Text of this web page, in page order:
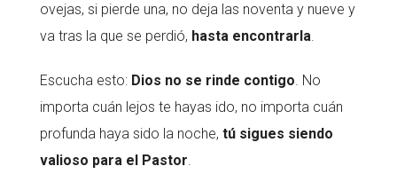
ovejas, si pierde una, no deja las noventa y nueve y
va tras la que se perdió, hasta encontrarla.
Escucha esto: Dios no se rinde contigo. No
importa cuán lejos te hayas ido, no importa cuán
profunda haya sido la noche, tú sigues siendo
valioso para el Pastor.